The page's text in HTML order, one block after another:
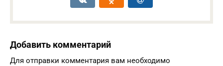
Добавить комментарий
Для отправки комментария вам необходимо